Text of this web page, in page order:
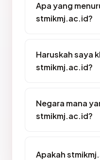
Apa yang
stmikmj.ac.id?
Haruskah saya
stmikmj.ac.id?
Negara mana
stmikmj.ac.id?
Apakah